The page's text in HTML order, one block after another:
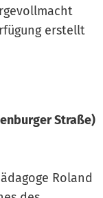
erstellt
Straße)
Roland